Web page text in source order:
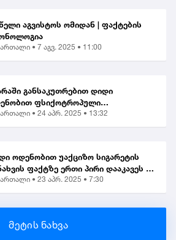
აგვისტოს ომიდან | ფაქტების
• 7 აგვ. 2025 • 11:00
განსაკუთრებით დიდი
ფსიქოტროპული
შეძენა-შენახვისა და
• 24 აპრ. 2025 • 13:32
ოდენობით უაქციზო სიგარეტის
ფაქტზე ერთი პირი დააკავეს |
• 23 აპრ. 2025 • 7:30
მეტის ნახვა